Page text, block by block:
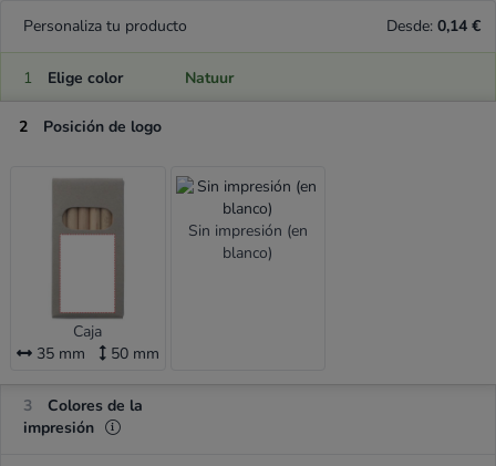
Personaliza tu producto Desde: 0,14 €
1 Elige color Natuur
2 Posición de logo
Caja
35 mm
50 mm
Sin impresión (en
blanco)
3
Colores de la
impresión